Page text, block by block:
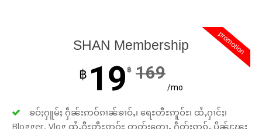
promotion
SHAN Membership
฿ 19 ฿ 169
/mo
ၶဝ်ႈႁူမ်ႈ ႁဵၼ်းဢဝ်ၵၢၼ်ၶၢဝ်ႇ၊ ရေႊတီႊဢူဝ်ႊ၊ ထႆႇႁၢင်ႈ၊
Blogger, Vlog ထႆႇဝီႊတီႊဢူဝ်ႊ တတ်းတေႃႇ ႁဵတ်းဢွၵ်ႇ ပိုၼ်ၽႄႈ